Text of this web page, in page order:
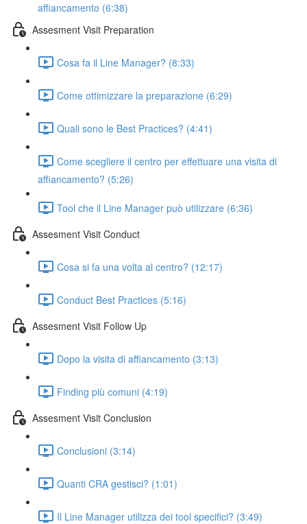
affiancamento (6:38)
Assesment Visit Preparation
Cosa fa il Line Manager? (8:33)
Come ottimizzare la preparazione (6:29)
Quali sono le Best Practices? (4:41)
Come scegliere il centro per effettuare una visita di
affiancamento? (5:26)
Tool che il Line Manager può utilizzare (6:36)
Assesment Visit Conduct
Cosa si fa una volta al centro? (12:17)
Conduct Best Practices (5:16)
Assesment Visit Follow Up
Dopo la visita di affiancamento (3:13)
Finding più comuni (4:19)
Assesment Visit Conclusion
Conclusioni (3:14)
Quanti CRA gestisci? (1:01)
Il Line Manager utilizza dei tool specifici? (3:49)